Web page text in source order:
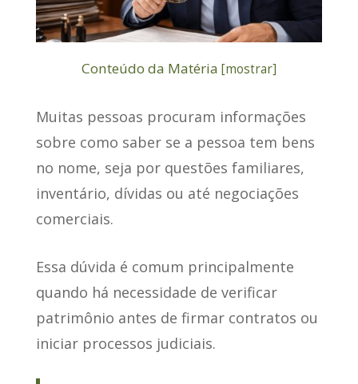
Conteúdo da Matéria [mostrar]
Muitas pessoas procuram informações
sobre como saber se a pessoa tem bens
no nome, seja por questões familiares,
inventário, dívidas ou até negociações
comerciais.
Essa dúvida é comum principalmente
quando há necessidade de verificar
patrimônio antes de firmar contratos ou
iniciar processos judiciais.